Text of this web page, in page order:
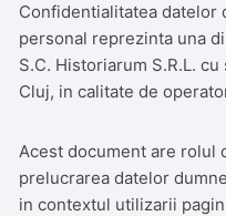
Confidentialitatea datelor
personal reprezinta una
S.C. Historiarum S.R.L.
Cluj, in calitate de
Acest document are rolul
prelucrarea datelor
in contextul utilizarii